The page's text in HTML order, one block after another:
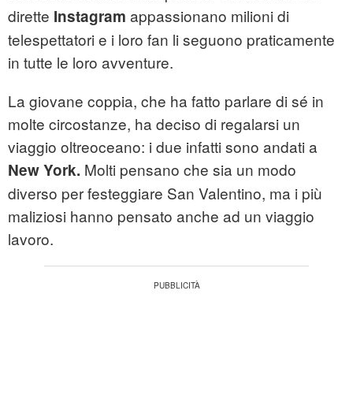
dirette Instagram appassionano milioni di
telespettatori e i loro fan li seguono praticamente
in tutte le loro avventure.
La giovane coppia, che ha fatto parlare di sé in
molte circostanze, ha deciso di regalarsi un
viaggio oltreoceano: i due infatti sono andati a
New York. Molti pensano che sia un modo
diverso per festeggiare San Valentino, ma i più
maliziosi hanno pensato anche ad un viaggio
lavoro.